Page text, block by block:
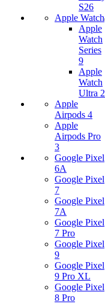
S26
Apple Watch
Apple
Watch
Series
9
Apple
Watch
Ultra 2
Apple
Airpods 4
Apple
Airpods Pro
3
Google Pixel
6A
Google Pixel
7
Google Pixel
7А
Google Pixel
7 Pro
Google Pixel
9
Google Pixel
9 Pro XL
Google Pixel
8 Pro